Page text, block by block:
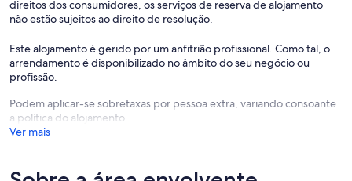
- Piano
- Washing machine
- Log burner
- Parking spaces
- Pets on request
direitos dos consumidores, os serviços de reserva de alojamento
não estão sujeitos ao direito de resolução.
Este alojamento é gerido por um anfitrião profissional. Como tal, o
arrendamento é disponibilizado no âmbito do seu negócio ou
profissão.
Podem aplicar-se sobretaxas por pessoa extra, variando consoante
a política do alojamento.
Ver mais